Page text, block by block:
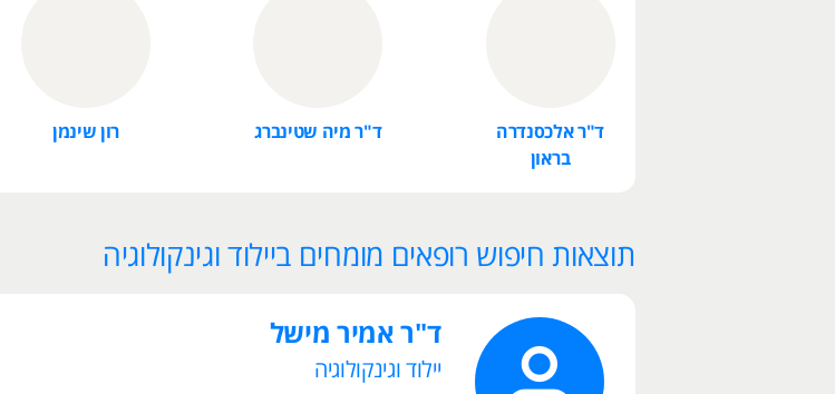
ד"ר אלכסנדרה
בראון
ד"ר מיה שטינברג רון שינמן
תוצאות חיפוש רופאים מומחים ביילוד וגינקולוגיה
ד"ר אמיר מישל
יילוד וגינקולוגיה